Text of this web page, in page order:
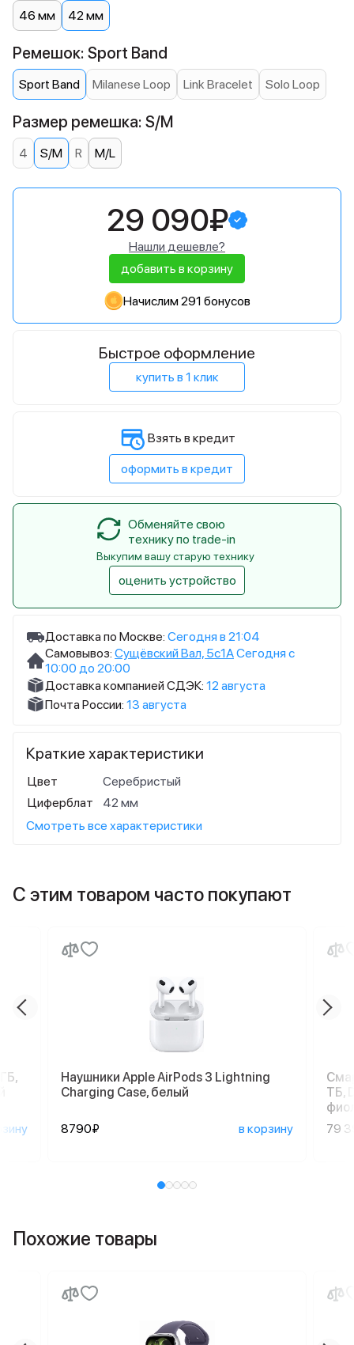
Доставка по Москве: Сегодня в 21:04
Самовывоз: Сущёвский Вал, 5с1АСегодня с
10:00 до 20:00
Доставка компанией СДЭК: 12 августа
Почта России: 13 августа
Краткие характеристики
Цвет
Серебристый
Циферблат
42 мм
Смотреть все характеристики
46 мм 42 мм
Ремешок: Sport Band
Sport Band Milanese Loop Link Bracelet Solo Loop
Размер ремешка: S/M
4 S/M R M/L
29 090₽
Нашли дешевле?
добавить в корзину
Начислим 291 бонусов
Быстрое оформление
купить в 1 клик
Взять в кредит
оформить в кредит
Обменяйте свою
технику по trade-in
Выкупим вашу старую технику
оценить устройство
С этим товаром часто покупают
Наушники Apple AirPods 3 Lightning
Charging Case, белый
8790₽ в корзину
ТБ,
79
Похожие товары